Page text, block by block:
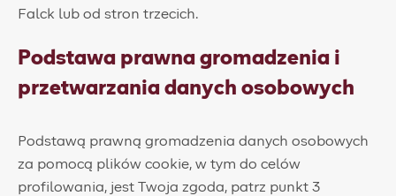
Falck lub od stron trzecich.
Podstawa prawna gromadzenia i
przetwarzania danych osobowych
Podstawą prawną gromadzenia danych osobowych
za pomocą plików cookie, w tym do celów
profilowania, jest Twoja zgoda, patrz punkt 3